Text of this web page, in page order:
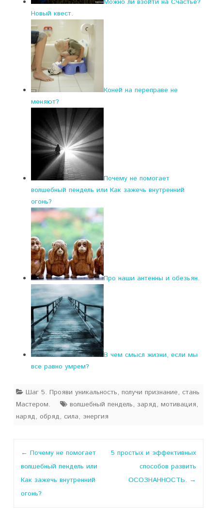
Можно ли взойти на Счастье?
Новый квест.
Коней на переправе не
меняют?
Почему не помогает
волшебный пендель или Как зажечь внутренний
огонь?
Про наши антенны и обезьян.
В чем смысл жизни, если мы
все равно умрем?
Шаг 5. Прояви уникальность, получи признание, стань
Мастером.
волшебный пендель, заряд, мотивация,
наряд, обряд, сила, энергия
← Почему не помогает
волшебный пендель или
Как зажечь внутренний
огонь?
5 простых и эффективных
способов развить
ОСОЗНАННОСТЬ. →